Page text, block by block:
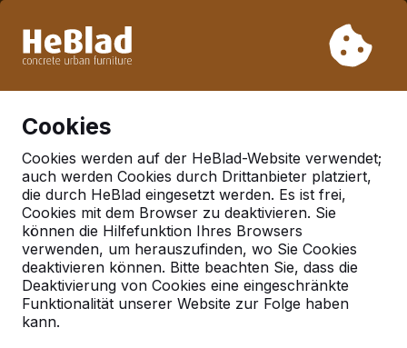
Woche 33 nicht. Bitte berücksichtigen Sie daher längere
Cookies
Cookies werden auf der HeBlad-Website verwendet;
auch werden Cookies durch Drittanbieter platziert,
die durch HeBlad eingesetzt werden. Es ist frei,
Cookies mit dem Browser zu deaktivieren. Sie
können die Hilfefunktion Ihres Browsers
verwenden, um herauszufinden, wo Sie Cookies
deaktivieren können. Bitte beachten Sie, dass die
Deaktivierung von Cookies eine eingeschränkte
Funktionalität unserer Website zur Folge haben
kann.
Deutschland
Referenties in:Dornburg
camburg
Geen reviews gevonden voor deze